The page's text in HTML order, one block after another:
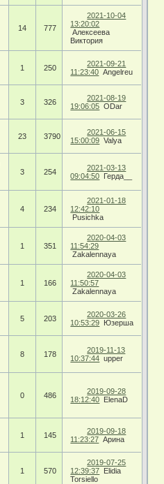
14
777
2021-10-04
13:20:02
Алексеева
Виктория
1
250
2021-09-21
11:23:40 Angelreu
3 326
2021-08-19
19:06:05 ODar
23
3790
2021-06-15
15:00:09 Valya
3 254
2021-03-13
09:04:50 Герда__
4
234
2021-01-18
12:42:10
Pusichka
1 351
2020-04-03
11:54:29
Zakalennaya
1 166
2020-04-03
11:50:57
Zakalennaya
5
203
2020-03-26
10:53:29 Юзерша
8 178
2019-11-13
10:37:44 upper
0 486
2019-09-28
18:12:40 ElenaD
1 145
2019-09-18
11:23:27 Арина
1 570
2019-07-25
12:39:37 Elidia
Torsiello